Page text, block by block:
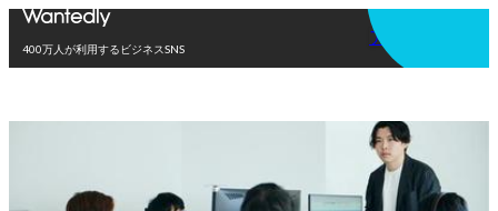
400万人が利用するビジネスSNS
アプリを使う